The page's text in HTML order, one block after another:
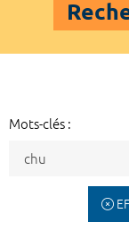
Mots-clés :